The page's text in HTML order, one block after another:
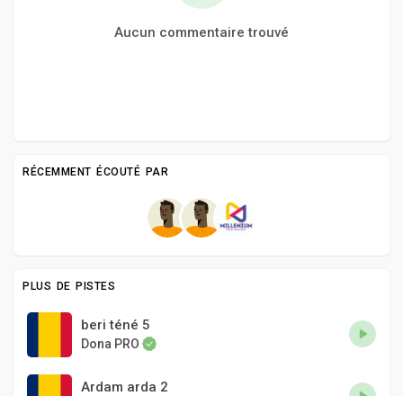
Aucun commentaire trouvé
RÉCEMMENT ÉCOUTÉ PAR
PLUS DE PISTES
beri téné 5
Dona PRO
Ardam arda 2